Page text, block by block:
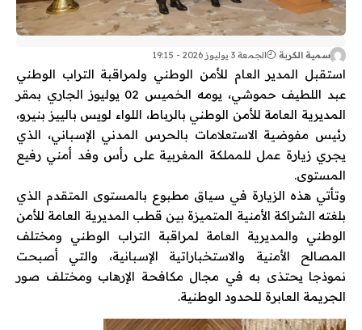
سمية الكربة الجمعة 3 يوليوز 2026 - 19:15
استقبل المدير العام للأمن الوطني ولمراقبة التراب الوطني
عبد اللطيف حموشي، يومه الخميس 02 يوليوز الجاري بمقر
المديرية العامة للأمن الوطني بالرباط، اللواء لويس بالييز بنيرو،
رئيس مفوضية الاستعلامات بالحرس المدني الإسباني، الذي
يجري زيارة عمل للمملكة المغربية على رأس وفد أمني رفيع
المستوى.
وتأتي هذه الزيارة في سياق مطبوع بالمستوى المتقدم الذي
بلغته الشراكة الأمنية المتميزة بين قطب المديرية العامة للأمن
الوطني والمديرية العامة لمراقبة التراب الوطني ومختلف
المصالح الأمنية والاستخباراتية الإسبانية، والتي أصبحت
نموذجا يحتذى به في مجال مكافحة الإرهاب ومختلف صور
الجريمة العابرة للحدود الوطنية.